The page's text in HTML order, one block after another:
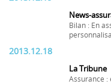
News-
Bilan : En
2013.12.18
La Tribune
Assurance :